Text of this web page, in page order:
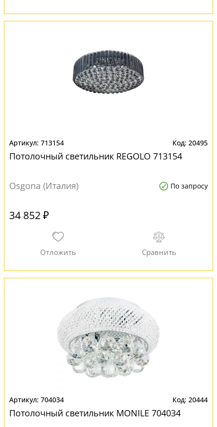
713154 20495
Потолочный светильник REGOLO 713154
Osgona (Италия) По запросу
34 852 ₽
704034 20444
Потолочный светильник MONILE 704034